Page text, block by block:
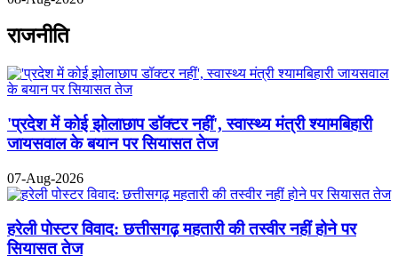
राजनीति
'प्रदेश में कोई झोलाछाप डॉक्टर नहीं', स्वास्थ्य मंत्री श्यामबिहारी
जायसवाल के बयान पर सियासत तेज
07-Aug-2026
हरेली पोस्टर विवाद: छत्तीसगढ़ महतारी की तस्वीर नहीं होने पर
सियासत तेज